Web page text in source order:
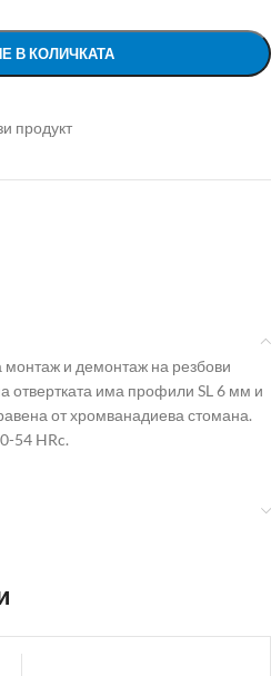
В КОЛИЧКАТА
продукт
монтаж и демонтаж на резбови
отвертката има профили SL 6 мм и
от хромванадиева стомана.
54 HRc.